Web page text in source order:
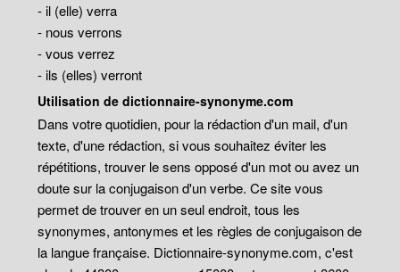
- il (elle) verra
- nous verrons
- vous verrez
- ils (elles) verront
Utilisation de dictionnaire-synonyme.com
Dans votre quotidien, pour la rédaction d'un mail, d'un
texte, d'une rédaction, si vous souhaitez éviter les
répétitions, trouver le sens opposé d'un mot ou avez un
doute sur la conjugaison d'un verbe. Ce site vous
permet de trouver en un seul endroit, tous les
synonymes, antonymes et les règles de conjugaison de
la langue française. Dictionnaire-synonyme.com, c'est